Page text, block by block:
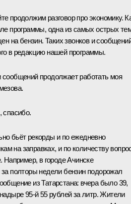
продолжим разговор про экономику.
программы, одна из самых острых
на бензин. Таких звонков и
в редакцию нашей программы.
сообщений продолжает работать моя
спасибо.
бьёт рекорды и по ежедневно
на заправках, и по количеству
Например, в городе Ачинске
за полторы недели бензин подорожал
из Татарстана: вчера было 39,
95-й 55 рублей за литр. Жители